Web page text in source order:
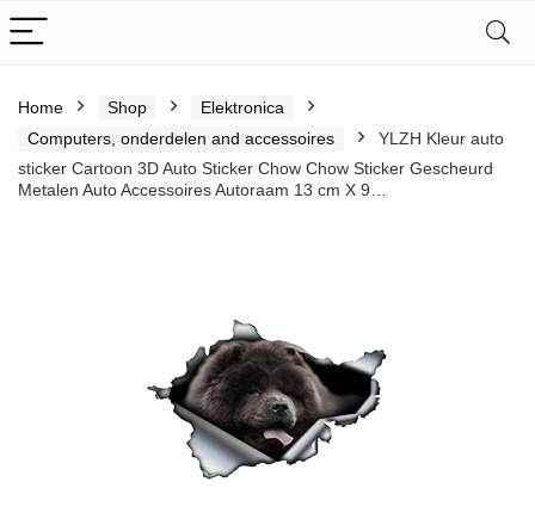
Home Shop
Elektronica
Computers, onderdelen and accessoires
YLZH Kleur auto
sticker Cartoon 3D Auto Sticker Chow Chow Sticker Gescheurd
Metalen Auto Accessoires Autoraam 13 cm X 9…